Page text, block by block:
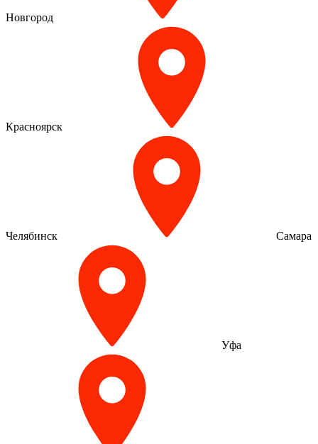
Новгород
Красноярск
Челябинск Самара
Уфа